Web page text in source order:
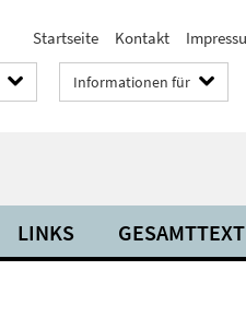
Startseite Kontakt
Informationen für
LINKS GESAMTTEXT